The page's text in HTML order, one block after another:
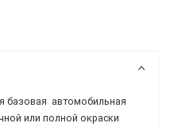
базовая автомобильная
или полной окраски